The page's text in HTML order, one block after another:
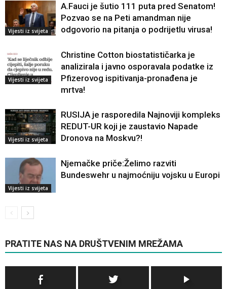
Vijesti iz svijeta
A.Fauci je šutio 111 puta pred Senatom!
Pozvao se na Peti amandman nije
odgovorio na pitanja o podrijetlu virusa!
Vijesti iz svijeta
Christine Cotton biostatističarka je
analizirala i javno osporavala podatke iz
Pfizerovog ispitivanja-pronađena je
mrtva!
Vijesti iz svijeta
RUSIJA je rasporedila Najnoviji kompleks
REDUT-UR koji je zaustavio Napade
Dronova na Moskvu?!
Vijesti iz svijeta
Njemačke priče:Želimo razviti
Bundeswehr u najmoćniju vojsku u Europi
PRATITE NAS NA DRUŠTVENIM MREŽAMA